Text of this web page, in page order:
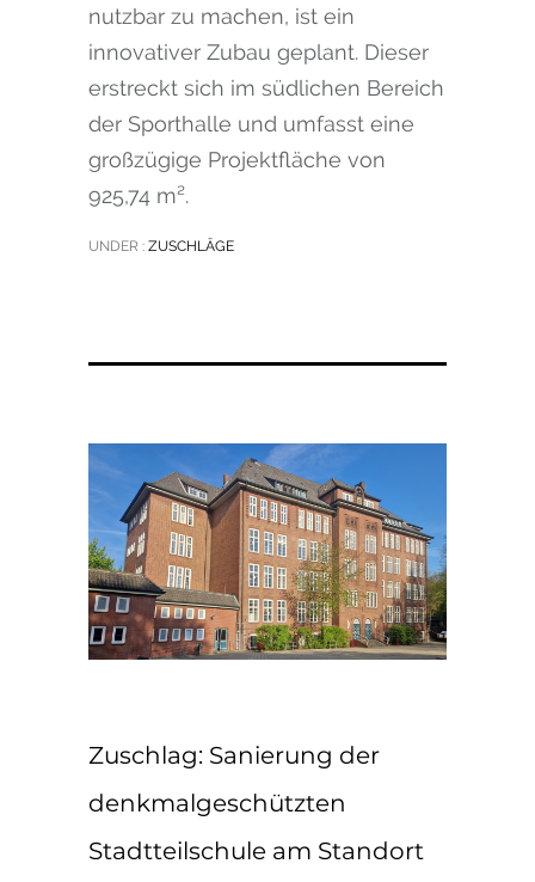
nutzbar zu machen, ist ein
innovativer Zubau geplant. Dieser
erstreckt sich im südlichen Bereich
der Sporthalle und umfasst eine
großzügige Projektfläche von
925,74 m².
UNDER : ZUSCHLÄGE
Zuschlag: Sanierung der
denkmalgeschützten
Stadtteilschule am Standort